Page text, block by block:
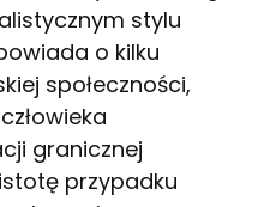
stylu
o kilku
społeczności,
granicznej
przypadku